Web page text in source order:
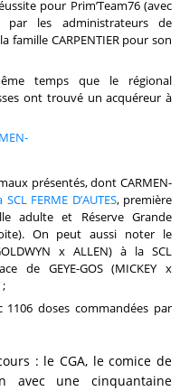
pour Prim’Team76 (avec
les administrateurs de
famille CARPENTIER pour son
temps que le régional
ont trouvé un acquéreur à
présentés, dont CARMEN-
SCL FERME D’AUTES, première
adulte et Réserve Grande
On peut aussi noter le
x ALLEN) à la SCL
de GEYE-GOS (MICKEY x
;
1106 doses commandées par
: le CGA, le comice de
avec une cinquantaine